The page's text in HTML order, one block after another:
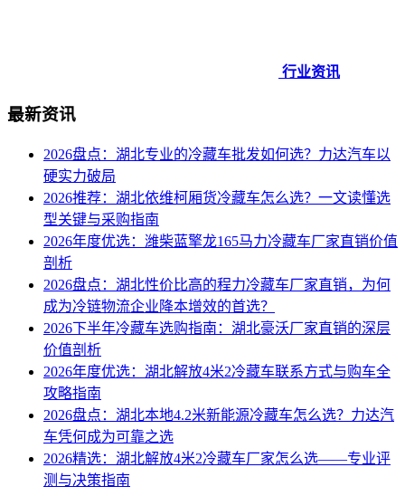
行业资讯
最新资讯
2026盘点：湖北专业的冷藏车批发如何选？力达汽车以
硬实力破局
2026推荐：湖北依维柯厢货冷藏车怎么选？一文读懂选
型关键与采购指南
2026年度优选：潍柴蓝擎龙165马力冷藏车厂家直销价值
剖析
2026盘点：湖北性价比高的程力冷藏车厂家直销，为何
成为冷链物流企业降本增效的首选？
2026下半年冷藏车选购指南：湖北豪沃厂家直销的深层
价值剖析
2026年度优选：湖北解放4米2冷藏车联系方式与购车全
攻略指南
2026盘点：湖北本地4.2米新能源冷藏车怎么选？力达汽
车凭何成为可靠之选
2026精选：湖北解放4米2冷藏车厂家怎么选——专业评
测与决策指南